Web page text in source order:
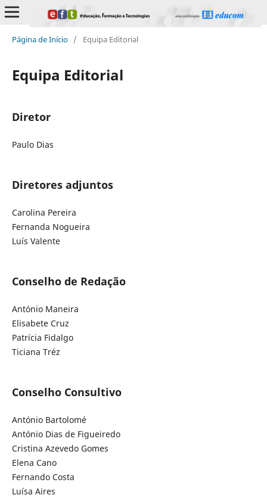
Página de Início / Equipa Editorial
Equipa Editorial
Diretor
Paulo Dias
Diretores adjuntos
Carolina Pereira
Fernanda Nogueira
Luís Valente
Conselho de Redação
António Maneira
Elisabete Cruz
Patrícia Fidalgo
Ticiana Tréz
Conselho Consultivo
António Bartolomé
António Dias de Figueiredo
Cristina Azevedo Gomes
Elena Cano
Fernando Costa
Luísa Aires